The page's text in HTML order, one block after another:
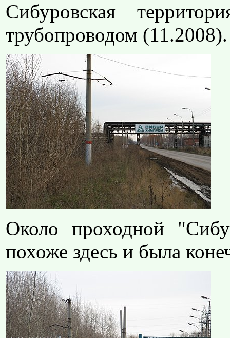
Сибуровская
трубопроводом (11.2008).
Около проходной
похоже здесь и была